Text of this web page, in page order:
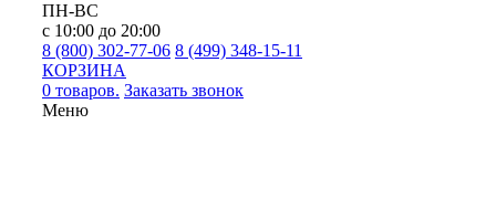
ПН-ВС
с 10:00 до 20:00
8 (800) 302-77-06 8 (499) 348-15-11
КОРЗИНА
0 товаров. Заказать звонок
Меню